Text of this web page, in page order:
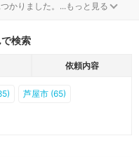
かりました。 ...もっと見る
検索
依頼内容
芦屋市 (65)